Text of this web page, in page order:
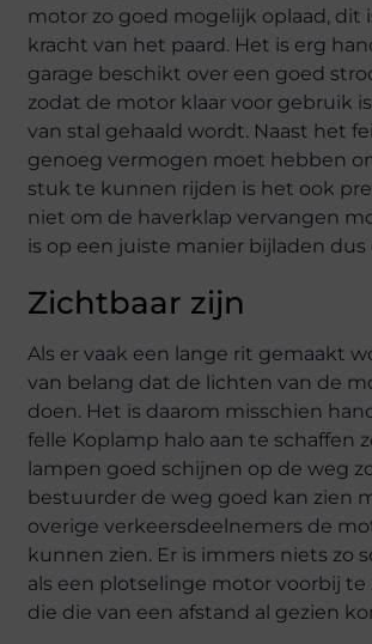
motor zo goed mogelijk oplaad, dit
kracht van het paard. Het is erg
garage beschikt over een goed
zodat de motor klaar voor gebruik
van stal gehaald wordt. Naast het
genoeg vermogen moet hebben
stuk te kunnen rijden is het ook
niet om de haverklap vervangen
is op een juiste manier bijladen dus
Zichtbaar zijn
Als er vaak een lange rit gemaakt
van belang dat de lichten van de
doen. Het is daarom misschien
felle Koplamp halo aan te schaffen
lampen goed schijnen op de weg
bestuurder de weg goed kan zien
overige verkeersdeelnemers de
kunnen zien. Er is immers niets zo
als een plotselinge motor voorbij te
die die van een afstand al gezien